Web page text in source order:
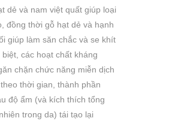
dẻ và nam việt quất giúp loại
đồng thời gỗ hạt dẻ và hạnh
giúp làm săn chắc và se khít
các hoạt chất kháng
chặn chức năng miễn dịch
thời gian, thành phần
độ ẩm (và kích thích tổng
trong da) tái tạo lại